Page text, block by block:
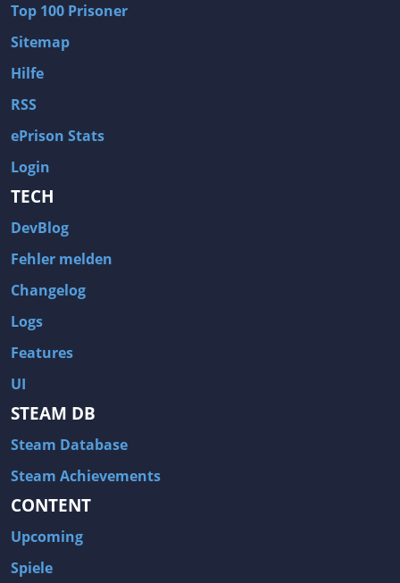
Top 100 Prisoner
Sitemap
Hilfe
RSS
ePrison Stats
Login
TECH
DevBlog
Fehler melden
Changelog
Logs
Features
UI
STEAM DB
Steam Database
Steam Achievements
CONTENT
Upcoming
Spiele